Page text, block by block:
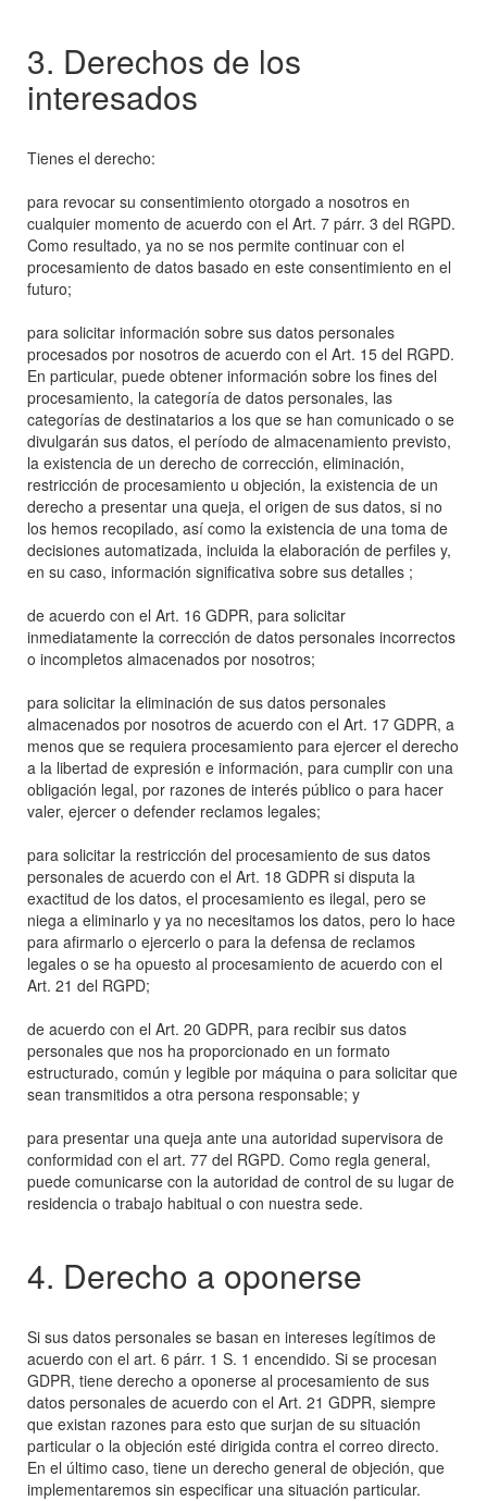
3. Derechos de los
interesados
Tienes el derecho:
para revocar su consentimiento otorgado a nosotros en
cualquier momento de acuerdo con el Art. 7 párr. 3 del RGPD.
Como resultado, ya no se nos permite continuar con el
procesamiento de datos basado en este consentimiento en el
futuro;
para solicitar información sobre sus datos personales
procesados ​​por nosotros de acuerdo con el Art. 15 del RGPD.
En particular, puede obtener información sobre los fines del
procesamiento, la categoría de datos personales, las
categorías de destinatarios a los que se han comunicado o se
divulgarán sus datos, el período de almacenamiento previsto,
la existencia de un derecho de corrección, eliminación,
restricción de procesamiento u objeción, la existencia de un
derecho a presentar una queja, el origen de sus datos, si no
los hemos recopilado, así como la existencia de una toma de
decisiones automatizada, incluida la elaboración de perfiles y,
en su caso, información significativa sobre sus detalles ;
de acuerdo con el Art. 16 GDPR, para solicitar
inmediatamente la corrección de datos personales incorrectos
o incompletos almacenados por nosotros;
para solicitar la eliminación de sus datos personales
almacenados por nosotros de acuerdo con el Art. 17 GDPR, a
menos que se requiera procesamiento para ejercer el derecho
a la libertad de expresión e información, para cumplir con una
obligación legal, por razones de interés público o para hacer
valer, ejercer o defender reclamos legales;
para solicitar la restricción del procesamiento de sus datos
personales de acuerdo con el Art. 18 GDPR si disputa la
exactitud de los datos, el procesamiento es ilegal, pero se
niega a eliminarlo y ya no necesitamos los datos, pero lo hace
para afirmarlo o ejercerlo o para la defensa de reclamos
legales o se ha opuesto al procesamiento de acuerdo con el
Art. 21 del RGPD;
de acuerdo con el Art. 20 GDPR, para recibir sus datos
personales que nos ha proporcionado en un formato
estructurado, común y legible por máquina o para solicitar que
sean transmitidos a otra persona responsable; y
para presentar una queja ante una autoridad supervisora ​​de
conformidad con el art. 77 del RGPD. Como regla general,
puede comunicarse con la autoridad de control de su lugar de
residencia o trabajo habitual o con nuestra sede.
4. Derecho a oponerse
Si sus datos personales se basan en intereses legítimos de
acuerdo con el art. 6 párr. 1 S. 1 encendido. Si se procesan
GDPR, tiene derecho a oponerse al procesamiento de sus
datos personales de acuerdo con el Art. 21 GDPR, siempre
que existan razones para esto que surjan de su situación
particular o la objeción esté dirigida contra el correo directo.
En el último caso, tiene un derecho general de objeción, que
implementaremos sin especificar una situación particular.